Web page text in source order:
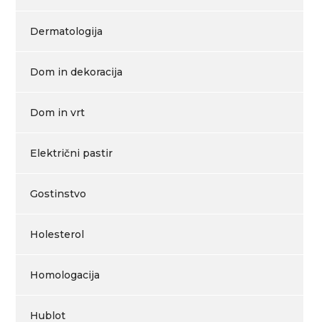
Dermatologija
Dom in dekoracija
Dom in vrt
Električni pastir
Gostinstvo
Holesterol
Homologacija
Hublot